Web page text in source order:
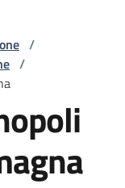
/
/